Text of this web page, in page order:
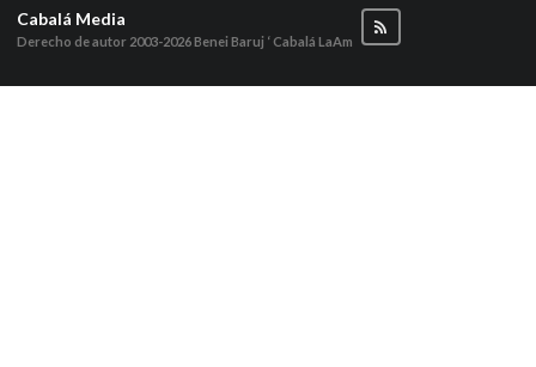
Cabalá Media
Derecho de autor 2003-2026Benei Baruj ‘ Cabalá LaAm